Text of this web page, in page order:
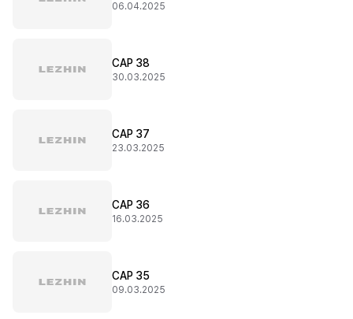
06.04.2025
CAP 38
30.03.2025
CAP 37
23.03.2025
CAP 36
16.03.2025
CAP 35
09.03.2025